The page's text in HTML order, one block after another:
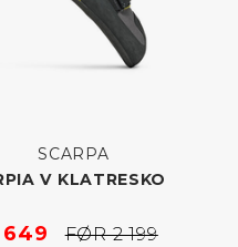
SCARPA
V KLATRESKO
649 FØR 2 199